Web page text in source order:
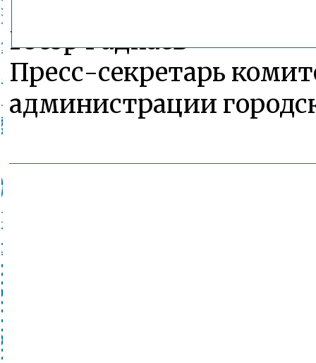
Гэсэр Раднаев
Пресс-секретарь
администрации